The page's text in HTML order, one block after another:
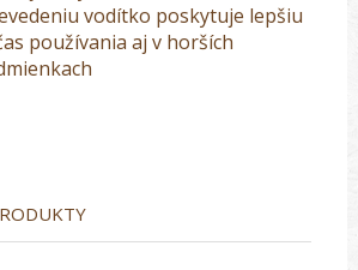
vodítko poskytuje lepšiu
používania aj v horších